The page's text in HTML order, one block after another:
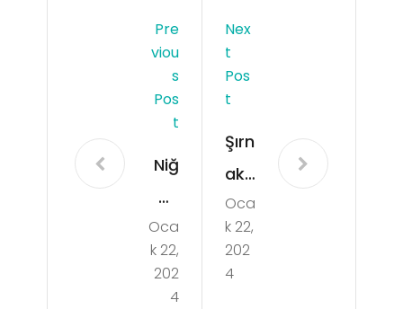
Pre
Viou
S
Pos
T
Niğ
de
Çift
lik
Op
Oca
k 22,
202
4
Nex
T
Pos
T
Şırn
ak
Bey
tüş
şeb
Oca
k 22,
202
4